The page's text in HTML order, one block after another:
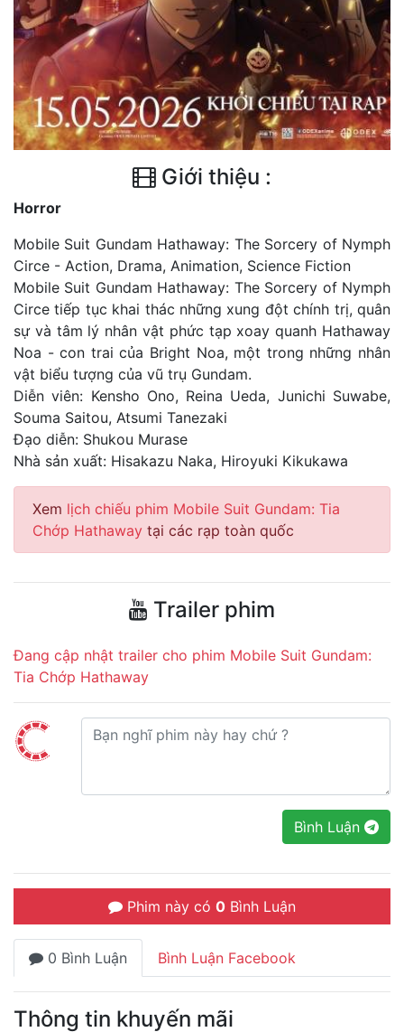
Giới thiệu :
Horror
Mobile Suit Gundam Hathaway: The Sorcery of Nymph
Circe - Action, Drama, Animation, Science Fiction
Mobile Suit Gundam Hathaway: The Sorcery of Nymph
Circe tiếp tục khai thác những xung đột chính trị, quân
sự và tâm lý nhân vật phức tạp xoay quanh Hathaway
Noa - con trai của Bright Noa, một trong những nhân
vật biểu tượng của vũ trụ Gundam.
Diễn viên: Kensho Ono, Reina Ueda, Junichi Suwabe,
Souma Saitou, Atsumi Tanezaki
Đạo diễn: Shukou Murase
Nhà sản xuất: Hisakazu Naka, Hiroyuki Kikukawa
Xem lịch chiếu phim Mobile Suit Gundam: Tia
Chớp Hathaway tại các rạp toàn quốc
Trailer phim
Đang cập nhật trailer cho phim Mobile Suit Gundam:
Tia Chớp Hathaway
Bình Luận
Phim này có 0 Bình Luận
0 Bình Luận Bình Luận Facebook
Thông tin khuyến mãi